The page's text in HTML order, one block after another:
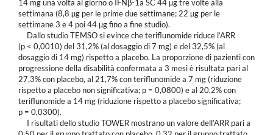
14 mg una volta al giorno o IFNβ-1a SC 44 µg tre volte alla
settimana (8,8 µg per le prime due settimane; 22 µg per le
settimane 3 e 4 poi 44 µg fino a fine studio).
Dallo studio TEMSO si evince che teriflunomide riduce l’ARR
(p < 0,0010) del 31,2% (al dosaggio di 7 mg) e del 32,5% (al
dosaggio di 14 mg) rispetto a placebo. La proporzione di pazienti con
progressione della disabilità confermata a 3 mesi è risultata pari al
27,3% con placebo, al 21,7% con teriflunomide a 7 mg (riduzione
rispetto a placebo non significativa; p = 0,0800) e al 20,2% con
teriflunomide a 14 mg (riduzione rispetto a placebo significativa;
p = 0,0300).
I risultati dello studio TOWER mostrano un valore dell’ARR pari a